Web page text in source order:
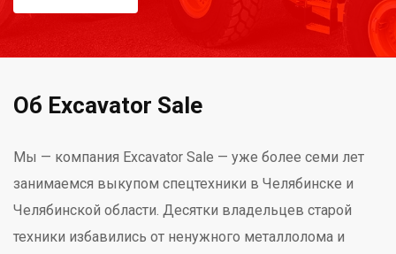
Об Excavator Sale
Мы — компания Excavator Sale — уже более семи лет
занимаемся выкупом спецтехники в Челябинске и
Челябинской области. Десятки владельцев старой
техники избавились от ненужного металлолома и